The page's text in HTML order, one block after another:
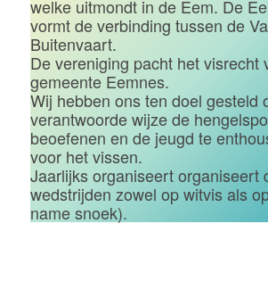
welke uitmondt in de Eem. De
vormt de verbinding tussen de
Buitenvaart.
De vereniging pacht het visrecht
gemeente Eemnes.
Wij hebben ons ten doel gesteld
verantwoorde wijze de
beoefenen en de jeugd te
voor het vissen.
Jaarlijks organiseert organiseert
wedstrijden zowel op witvis als
name snoek).